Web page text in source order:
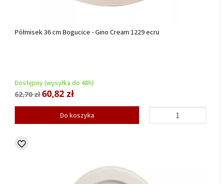
Półmisek 36 cm Bogucice - Gino Cream 1229 ecru
Dostępny (wysyłka do 48h)
62,70 zł60,82 zł
Do koszyka